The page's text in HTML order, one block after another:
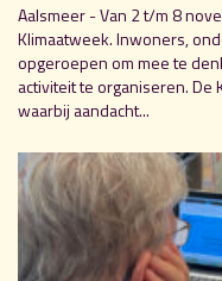
Aalsmeer - Van 2 t/m 8
Klimaatweek. Inwoners,
opgeroepen om mee te
activiteit te organiseren.
waarbij aandacht...